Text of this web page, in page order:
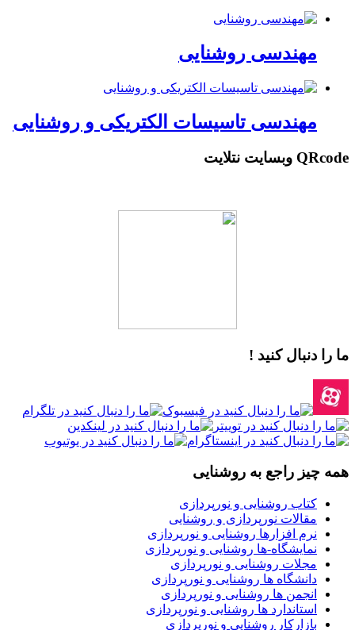
مهندسی روشنایی
مهندسی تاسیسات الکتریکی و روشنایی
QRcode وبسایت نتلایت
ما را دنبال کنید !
همه چیز راجع به روشنایی
کتاب روشنایی و نورپردازی
مقالات نورپردازی و روشنایی
نرم افزارها روشنایی و نورپردازی
نمایشگاه-ها روشنایی و نورپردازی
مجلات روشنایی و نورپردازی
دانشگاه ها روشنایی و نورپردازی
انجمن ها روشنایی و نورپردازی
استاندارد ها روشنایی و نورپردازی
بازارکار روشنایی و نورپردازی